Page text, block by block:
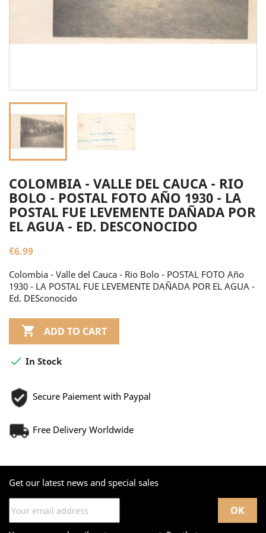
COLOMBIA - VALLE DEL CAUCA - RIO
BOLO - POSTAL FOTO AÑO 1930 - LA
POSTAL FUE LEVEMENTE DAÑADA POR
EL AGUA - ED. DESCONOCIDO
€6.99
Colombia - Valle del Cauca - Rio Bolo - POSTAL FOTO Año
1930 - LA POSTAL FUE LEVEMENTE DAÑADA POR EL AGUA -
Ed. DESconocido
 ADD TO CART
 In Stock
Secure Paiement with Paypal
Free Delivery Worldwide
Get our latest news and special sales